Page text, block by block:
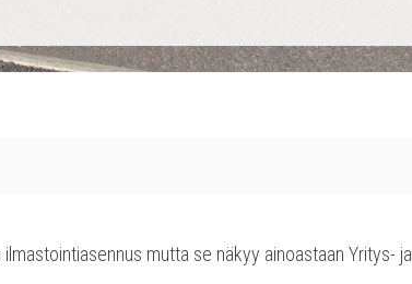
mut­ta se näkyy ainoas­taan Yri­tys- ja